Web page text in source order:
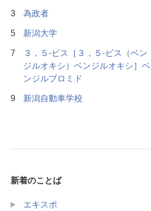
為政者
新潟大学
３，５‐ビス［３，５‐ビス（ベン
ジルオキシ）ベンジルオキシ］ベ
ンジルブロミド
新潟自動車学校
新着のことば
エキスポ